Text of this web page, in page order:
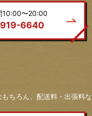
10:00〜20:00
6640
ちろん、配送料・出張料